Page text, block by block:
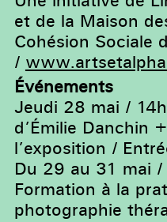
et de la Maison
Cohésion Sociale
/
Événements
Jeudi 28 mai /
d’Émilie Danchin
l’exposition /
Du 29 au 31 mai
Formation à la
photographie